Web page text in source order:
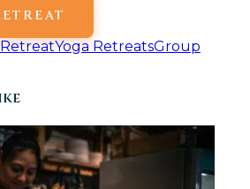
Yoga RetreatsGroup